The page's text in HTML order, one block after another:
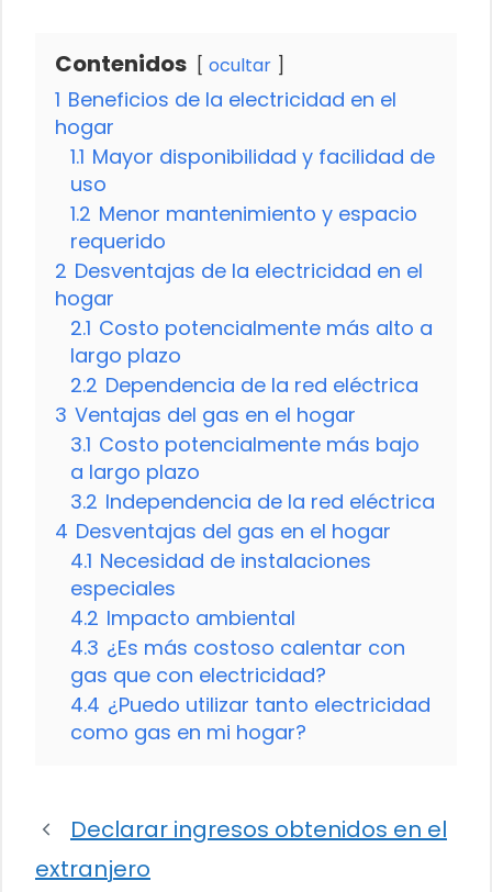
Contenidos ocultar
1 Beneficios de la electricidad en el
hogar
1.1 Mayor disponibilidad y facilidad de
uso
1.2 Menor mantenimiento y espacio
requerido
2 Desventajas de la electricidad en el
hogar
2.1 Costo potencialmente más alto a
largo plazo
2.2 Dependencia de la red eléctrica
3 Ventajas del gas en el hogar
3.1 Costo potencialmente más bajo
a largo plazo
3.2 Independencia de la red eléctrica
4 Desventajas del gas en el hogar
4.1 Necesidad de instalaciones
especiales
4.2 Impacto ambiental
4.3 ¿Es más costoso calentar con
gas que con electricidad?
4.4 ¿Puedo utilizar tanto electricidad
como gas en mi hogar?
Declarar ingresos obtenidos en el
extranjero